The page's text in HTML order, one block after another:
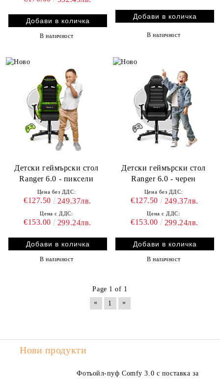
В наличност В наличност
Детски геймърски стол
Ranger 6.0 - пиксели
Цена без ДДС:
€127.50 249.37лв.
Цена с ДДС:
€153.00 299.24лв.
В наличност
Детски геймърски стол
Ranger 6.0 - черен
Цена без ДДС:
€127.50 249.37лв.
Цена с ДДС:
€153.00 299.24лв.
В наличност
Page 1 of 1
«
1 »
Нови продукти
Фотьойл-пуф Comfy 3.0 с поставка за